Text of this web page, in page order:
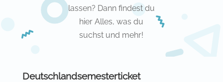
lassen? Dann findest du
hier Alles, was du
suchst und mehr!
Deutschlandsemesterticket